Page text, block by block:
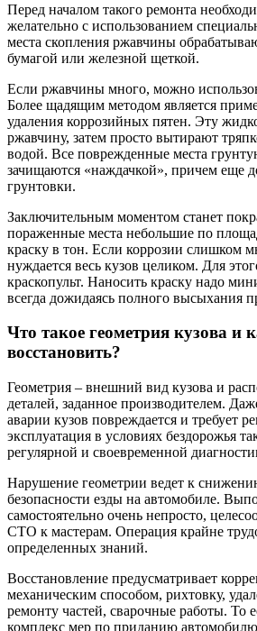
Перед началом такого ремонта
желательно с использованием
места скопления ржавчины
бумагой или железной щеткой.
Если ржавчины много, можно
Более щадящим методом является
удаления коррозийных пятен. Эту
ржавчину, затем просто вытирают
водой. Все поврежденные места
зачищаются «наждачкой», причем еще
грунтовки.
Заключительным моментом станет
пораженные места небольшие по
краску в тон. Если коррозии слишком
нуждается весь кузов целиком. Для
краскопульт. Наносить краску надо
всегда дожидаясь полного высыхания
Что такое геометрия кузова и
восстановить?
Геометрия – внешний вид кузова и
деталей, заданное производителем.
аварии кузов повреждается и требует
эксплуатация в условиях бездорожья
регулярной и своевременной
Нарушение геометрии ведет к
безопасности езды на автомобиле.
самостоятельно очень непросто,
СТО к мастерам. Операция крайне
определенных знаний.
Восстановление предусматривает
механическим способом, рихтовку,
ремонту частей, сварочные работы. То
комплекс мер по приданию